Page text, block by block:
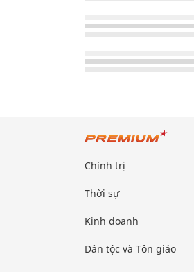
Chính trị
Thời sự
Kinh doanh
Dân tộc và Tôn giáo